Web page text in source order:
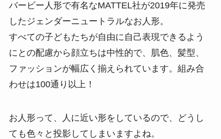
バービー人形で有名なMATTEL社が2019年に発売
したジェンダーニュートラルなお人形。
すべての子どもたちが自由に自己表現できるよう
にとの配慮から顔立ちは中性的で、肌色、髪型、
ファッションが幅広く揃えられています。組み合
わせは100通り以上！
お人形って、人に近い形をしているので、どうし
ても色々と投影してしまいますよね。